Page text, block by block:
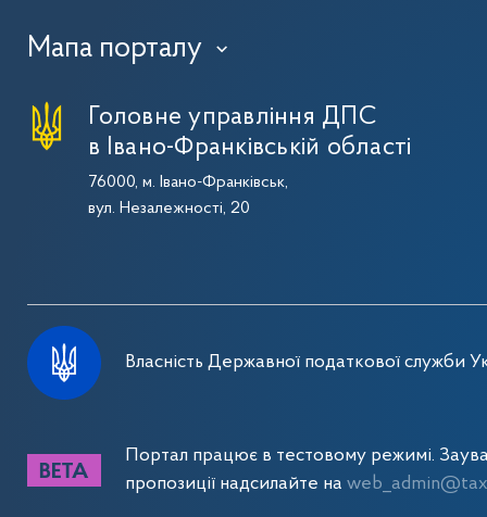
Мапа порталу ›
Головне управління ДПС
в Івано-Франківській області
76000, м. Івано-Франківськ,
вул. Незалежності, 20
Власність Державної податкової служби
Портал працює в тестовому режимі.
пропозиції надсилайте на